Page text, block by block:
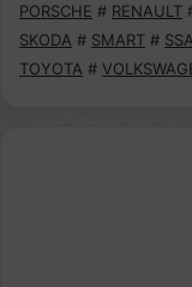
PORSCHE # RENAULT
SKODA # SMART #
TOYOTA #